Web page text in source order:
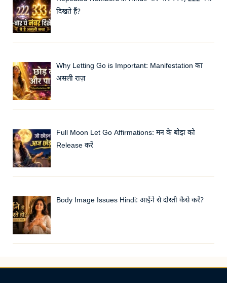
दिखते हैं?
Why Letting Go is Important: Manifestation का
असली राज़
Full Moon Let Go Affirmations: मन के बोझ को
Release करें
Body Image Issues Hindi: आईने से दोस्ती कैसे करें?